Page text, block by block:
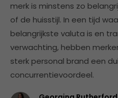
merk is minstens zo
of de huisstijl. In een tijd
belangrijkste valuta is en
verwachting, hebben
sterk personal brand een
concurrentievoordeel.